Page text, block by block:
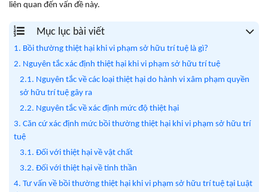
liên quan đến vấn đề này.
Mục lục bài viết
1. Bồi thường thiệt hại khi vi phạm sở hữu trí tuệ là gì?
2. Nguyên tắc xác định thiệt hại khi vi phạm sở hữu trí tuệ
2.1. Nguyên tắc về các loại thiệt hại do hành vi xâm phạm quyền
sở hữu trí tuệ gây ra
2.2. Nguyên tắc về xác định mức độ thiệt hại
3. Căn cứ xác định mức bồi thường thiệt hại khi vi phạm sở hữu trí
tuệ
3.1. Đối với thiệt hại về vật chất
3.2. Đối với thiệt hại về tinh thần
4. Tư vấn về bồi thường thiệt hại khi vi phạm sở hữu trí tuệ tại Luật